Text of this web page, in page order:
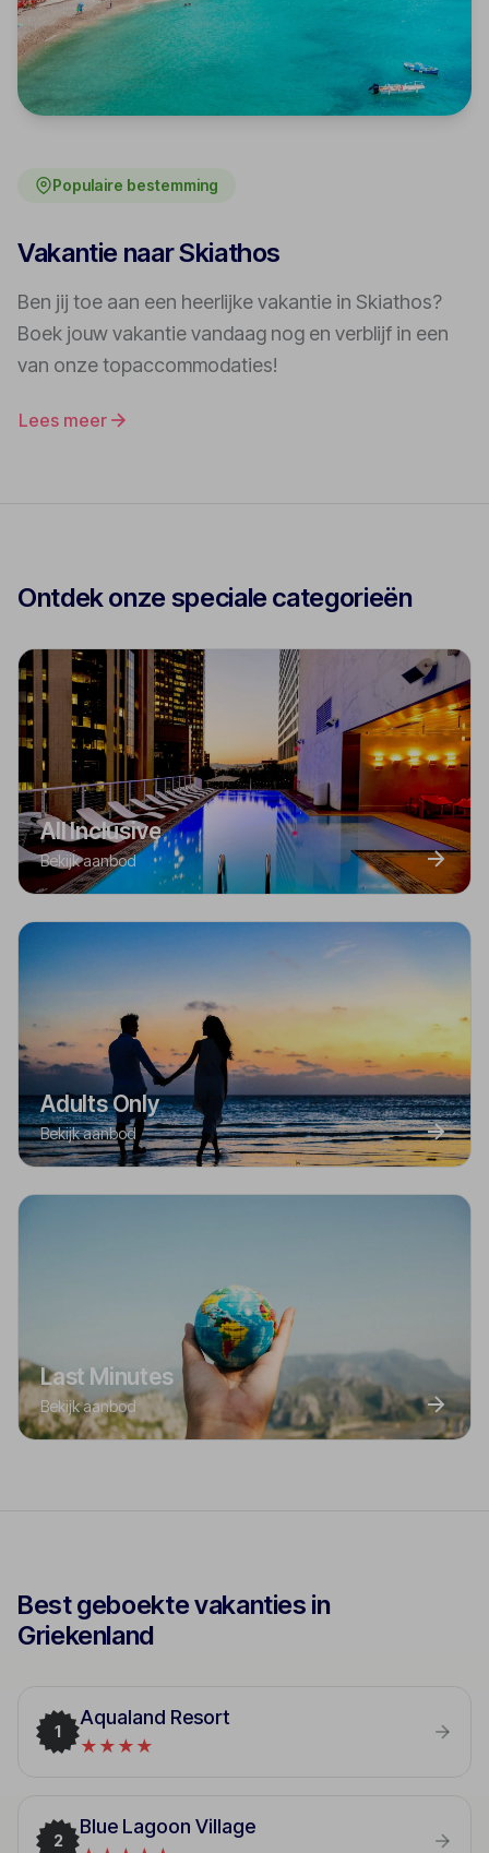
Populaire bestemming
Vakantie naar Skiathos
Ben jij toe aan een heerlijke vakantie in Skiathos?
Boek jouw vakantie vandaag nog en verblijf in een
van onze topaccommodaties!
Lees meer
Ontdek onze speciale categorieën
All Inclusive
Bekijk aanbod
Adults Only
Bekijk aanbod
Last Minutes
Bekijk aanbod
Best geboekte vakanties in
Griekenland
1
Aqualand Resort
★★★★
2
Blue Lagoon Village